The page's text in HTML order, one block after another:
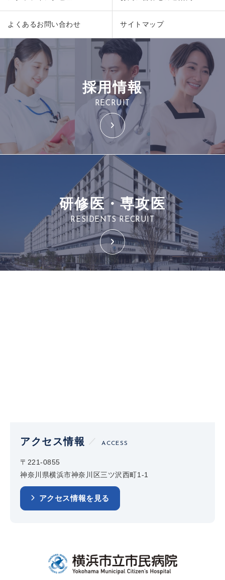
よくあるお問い合わせ サイトマップ
採用情報
RECRUIT
研修医・専攻医
RESIDENTS RECRUIT
アクセス情報 ACCESS
〒221-0855
神奈川県横浜市神奈川区三ツ沢西町1-1
アクセス情報を見る